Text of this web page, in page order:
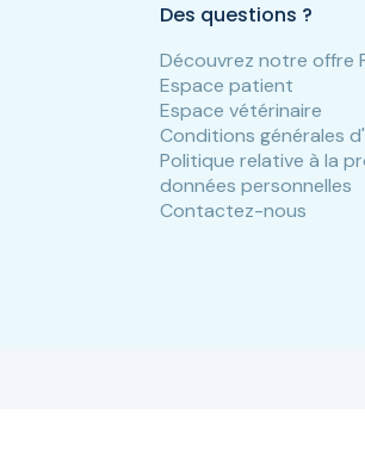
Des questions ?
Découvrez notre offre
Espace patient
Espace vétérinaire
Conditions générales
Politique relative à la
données personnelles
Contactez-nous